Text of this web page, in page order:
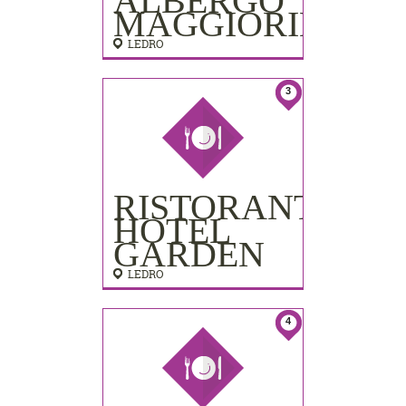
MAGGIORINA
LEDRO
3
RISTORANTE
HOTEL
GARDEN
LEDRO
4